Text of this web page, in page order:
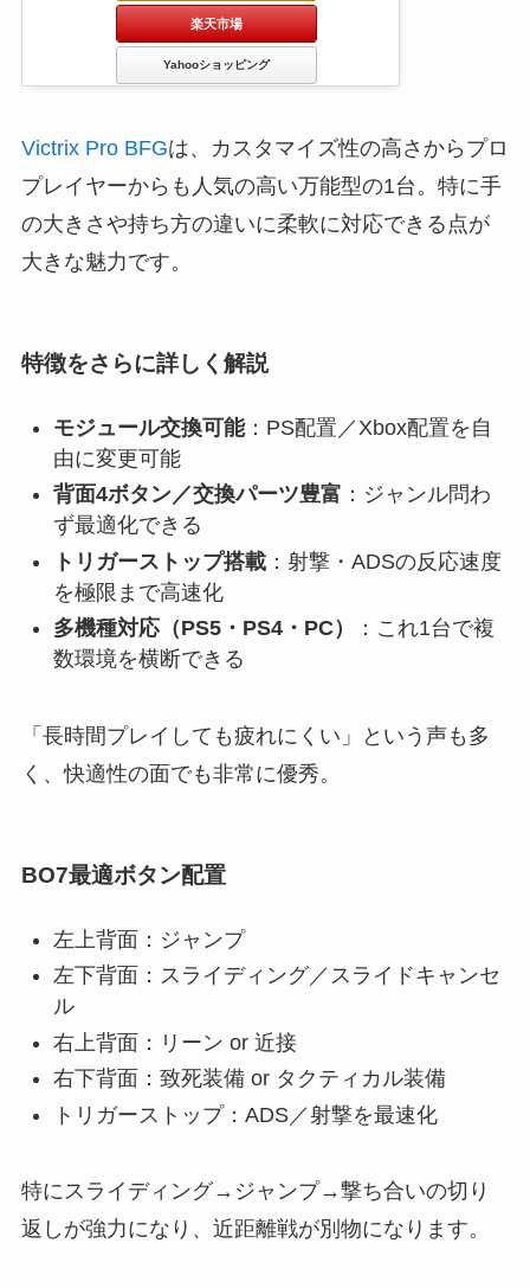
楽天市場
Yahooショッピング
Victrix Pro BFGは、カスタマイズ性の高さからプロ
プレイヤーからも人気の高い万能型の1台。特に手
の大きさや持ち方の違いに柔軟に対応できる点が
大きな魅力です。
特徴をさらに詳しく解説
モジュール交換可能：PS配置／Xbox配置を自
由に変更可能
背面4ボタン／交換パーツ豊富 ：ジャンル問わ
ず最適化できる
トリガーストップ搭載：射撃・ADSの反応速度
を極限まで高速化
多機種対応（PS5・PS4・PC）
：これ1台で複
数環境を横断できる
「長時間プレイしても疲れにくい」という声も多
く、快適性の面でも非常に優秀。
BO7最適ボタン配置
左上背面：ジャンプ
左下背面：スライディング／スライドキャンセ
ル
右上背面：リーン or 近接
右下背面：致死装備 or タクティカル装備
トリガーストップ：ADS／射撃を最速化
特にスライディング→ジャンプ→撃ち合いの切り
返しが強力になり、近距離戦が別物になります。